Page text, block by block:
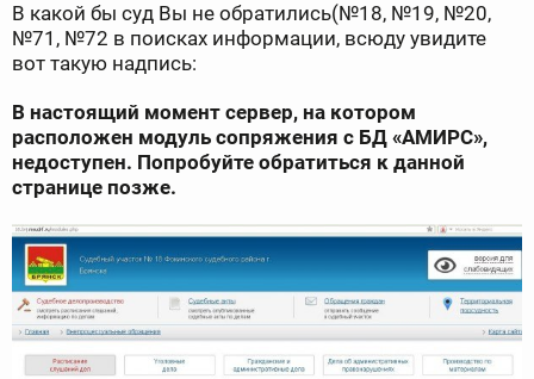
В какой бы суд Вы не обратились(№18, №19, №20,
№71, №72 в поисках информации, всюду увидите
вот такую надпись:
В настоящий момент сервер, на котором
расположен модуль сопряжения с БД «АМИРС»,
недоступен. Попробуйте обратиться к данной
странице позже.